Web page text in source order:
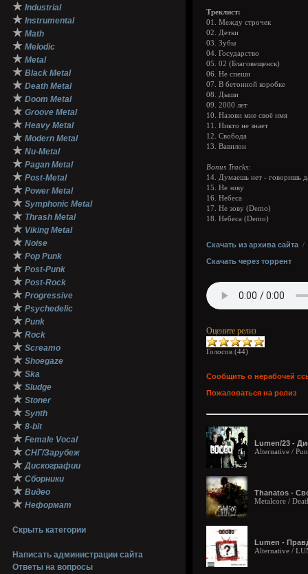
★ Industrial
★ Instrumental
★ Math
★ Melodic
★ Metal
★ Black Metal
★ Death Metal
★ Doom Metal
★ Groove Metal
★ Heavy Metal
★ Modern Metal
★ Nu-Metal
★ Pagan Metal
★ Post-Metal
★ Power Metal
★ Symphonic Metal
★ Thrash Metal
★ Viking Metal
★ Noise
★ Pop Punk
★ Post-Punk
★ Post-Rock
★ Progressive
★ Psychedelic
★ Punk
★ Rock
★ Screamo
★ Shoegaze
★ Ska
★ Sludge
★ Stoner
★ Synth
★ 8-bit
★ Female Vocal
★ СНГ/Зарубеж
★ Дискографии
★ Сборники
★ Видео
★ Неформат
Скрыть категории
Написать администрации сайта
Ответы на вопросы
Треклист:
01. Между строчек
02. Детки
03. Зубы
04. Государство
05. 02 (Благовещенск)
06. Не спеши
07. В бетонной коробке
08. Дыши
09. 2000 лет
10. Назови мне своё имя
11. Никто не знает
12. Свобода
13. Вавилон
Bonus Tracks:
14. Думаешь нет - говоришь
15. Не зову
16. Небеса
17. Не зову (Demo)
18. Небеса (Demo)
Скачать из архива сайта /
Скачать через торрент
Оцените релиз
Голосов (44)
Сообщить о нерабочей
Пожаловаться на релиз
Lumen/23 -
Alternative /
Thanatos -
Metalcore /
Lumen -
Alternative /